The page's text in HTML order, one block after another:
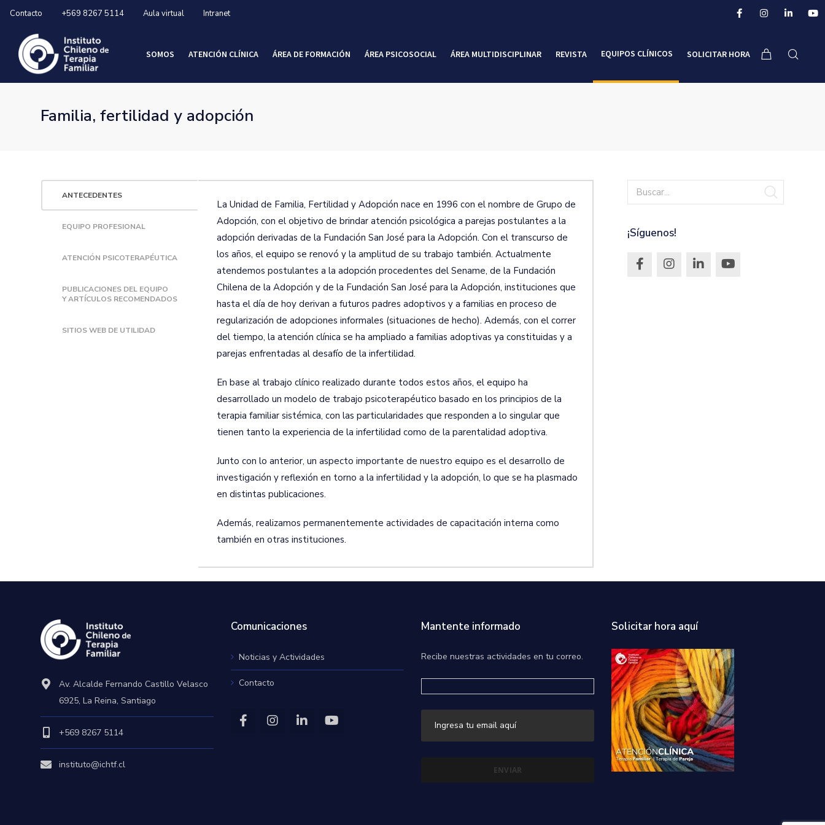
Contacto +569 8267 5114 Aula virtual Intranet
SOMOS ATENCIÓN CLÍNICA ÁREA DE FORMACIÓN ÁREA PSICOSOCIAL ÁREA MULTIDISCIPLINAR REVISTA EQUIPOS CLÍNICOS SOLICITAR HORA
Familia, fertilidad y adopción
ANTECEDENTES
EQUIPO PROFESIONAL
ATENCIÓN PSICOTERAPÉUTICA
PUBLICACIONES DEL EQUIPO
Y ARTÍCULOS RECOMENDADOS
SITIOS WEB DE UTILIDAD
La Unidad de Familia, Fertilidad y Adopción nace en 1996 con el nombre de Grupo de
Adopción, con el objetivo de brindar atención psicológica a parejas postulantes a la
adopción derivadas de la Fundación San José para la Adopción. Con el transcurso de
los años, el equipo se renovó y la amplitud de su trabajo también. Actualmente
atendemos postulantes a la adopción procedentes del Sename, de la Fundación
Chilena de la Adopción y de la Fundación San José para la Adopción, instituciones que
hasta el día de hoy derivan a futuros padres adoptivos y a familias en proceso de
regularización de adopciones informales (situaciones de hecho). Además, con el correr
del tiempo, la atención clínica se ha ampliado a familias adoptivas ya constituidas y a
parejas enfrentadas al desafío de la infertilidad.
En base al trabajo clínico realizado durante todos estos años, el equipo ha
desarrollado un modelo de trabajo psicoterapéutico basado en los principios de la
terapia familiar sistémica, con las particularidades que responden a lo singular que
tienen tanto la experiencia de la infertilidad como de la parentalidad adoptiva.
Junto con lo anterior, un aspecto importante de nuestro equipo es el desarrollo de
investigación y reflexión en torno a la infertilidad y la adopción, lo que se ha plasmado
en distintas publicaciones.
Además, realizamos permanentemente actividades de capacitación interna como
también en otras instituciones.
¡Síguenos!
Av. Alcalde Fernando Castillo Velasco
6925, La Reina, Santiago
+569 8267 5114
instituto@ichtf.cl
Comunicaciones
Noticias y Actividades
Contacto
Mantente informado
Recibe nuestras actividades en tu correo.
Solicitar hora aquí